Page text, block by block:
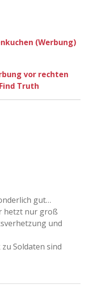
(Werbung)
vor rechten
Truth
gut…
hetzt nur groß
und
Soldaten sind